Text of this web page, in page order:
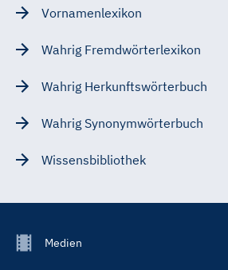
Vornamenlexikon
Wahrig Fremdwörterlexikon
Wahrig Herkunftswörterbuch
Wahrig Synonymwörterbuch
Wissensbibliothek
FooterMedien